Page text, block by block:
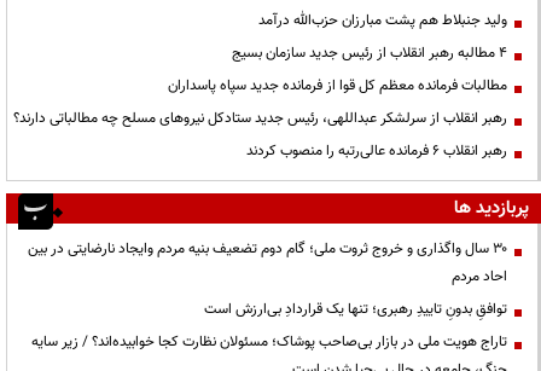
ولید جنبلاط هم پشت مبارزان حزب‌الله درآمد
۴ مطالبه رهبر انقلاب از رئیس جدید سازمان بسیج
مطالبات فرمانده معظم کل قوا از فرمانده جدید سپاه پاسداران
رهبر انقلاب از سرلشکر عبداللهی، رئیس جدید ستادکل نیروهای مسلح چه مطالباتی دارند؟
رهبر انقلاب ۶ فرمانده عالی‌رتبه را منصوب کردند
پربازدید ها
۳۰ سال واگذاری و خروج ثروت ملی؛ گام دوم تضعیف بنیه مردم وایجاد نارضایتی در بین
احاد مردم
توافقِ بدونِ تاییدِ رهبری؛ تنها یک قراردادِ بی‌ارزش است
تاراج هویت ملی در بازار بی‌صاحب پوشاک؛ مسئولان نظارت کجا خوابیده‌اند؟ / زیر سایه